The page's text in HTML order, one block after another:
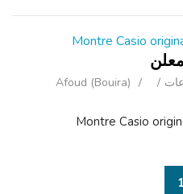
Montre Casio
Afoud (Bouira)
Montre Casio